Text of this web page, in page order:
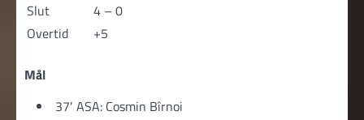
Slut
4 – 0
Overtid
+5
Mål
37′ ASA: Cosmin Bîrnoi